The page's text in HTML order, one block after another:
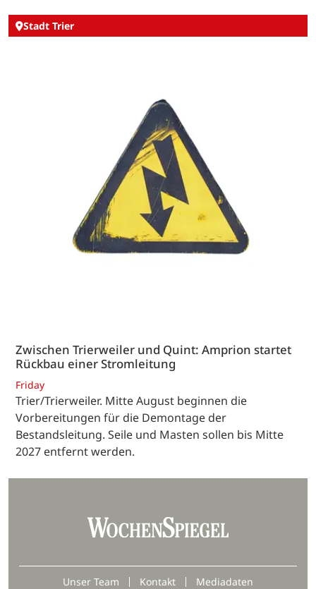
Stadt Trier
Zwischen Trierweiler und Quint: Amprion startet
Rückbau einer Stromleitung
Friday
Trier/Trierweiler. Mitte August beginnen die
Vorbereitungen für die Demontage der
Bestandsleitung. Seile und Masten sollen bis Mitte
2027 entfernt werden.
Unser Team Kontakt Mediadaten